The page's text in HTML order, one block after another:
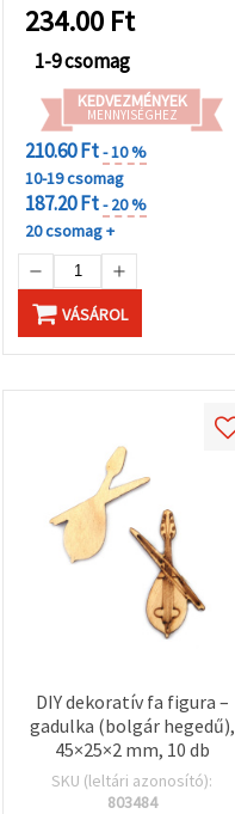
234.00 Ft
1-9 csomag
KEDVEZMÉNYEK
MENNYISÉGHEZ
210.60 Ft- 10 %
10-19 csomag
187.20 Ft- 20 %
20 csomag +
VÁSÁROL
DIY dekoratív fa figura –
gadulka (bolgár hegedű),
45×25×2 mm, 10 db
SKU (leltári azonosító):
803484